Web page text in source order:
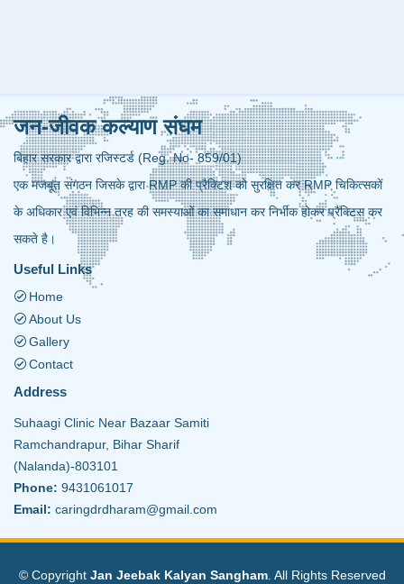
जन-जीवक कल्याण संघम
बिहार सरकार द्वारा रजिस्टर्ड (Reg. No- 859/01)
एक मजबूत संगठन जिसके द्वारा RMP की प्रैक्टिश को सुरक्षित कर RMP चिकित्सकों
के अधिकार एवं विभिन्न तरह की समस्याओं का समाधान कर निर्भीक होकर प्रैक्टिस कर
सकते है।
Useful Links
Home
About Us
Gallery
Contact
Address
Suhaagi Clinic Near Bazaar Samiti
Ramchandrapur, Bihar Sharif
(Nalanda)-803101
Phone: 9431061017
Email: caringdrdharam@gmail.com
© Copyright Jan Jeebak Kalyan Sangham. All Rights Reserved